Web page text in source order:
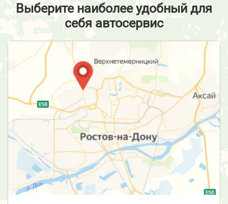
Выберите наиболее удобный для
себя автосервис